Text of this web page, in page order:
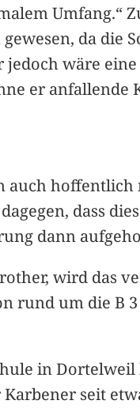
Umfang.“
da die
wäre
er anfallende
hoffentlich
dass
dann
wird das
rund um die B
in
seit